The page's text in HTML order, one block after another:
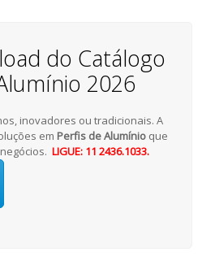
do Catálogo
2026
inovadores ou tradicionais. A
em Perfis de Alumínio que
negócios.LIGUE: 11 2436.1033.